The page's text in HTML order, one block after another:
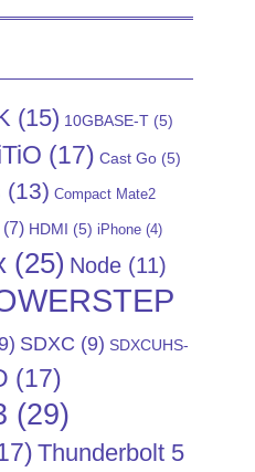
(15) 10GBASE-T (5)
(17) Cast Go (5)
(13) Compact Mate2
(7) HDMI (5) iPhone (4)
(25) Node (11)
SDXC (9) SDXCUHS-
(17)
(29)
Thunderbolt 5